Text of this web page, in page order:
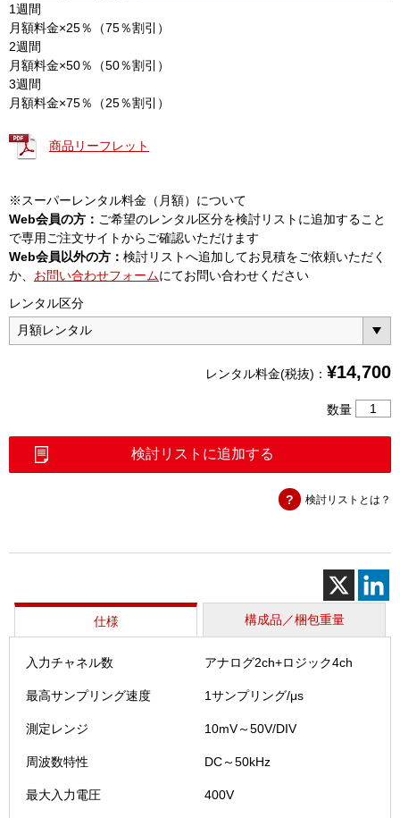
1週間
月額料金×25％（75％割引）
2週間
月額料金×50％（50％割引）
3週間
月額料金×75％（25％割引）
商品リーフレット
※スーパーレンタル料金（月額）について
Web会員の方： ご希望のレンタル区分を検討リストに追加すること
で専用ご注文サイトからご確認いただけます
Web会員以外の方： 検討リストへ追加してお見積をご依頼いただく
か、 お問い合わせフォームにてお問い合わせください
レンタル区分
レンタル料金(税抜)： ¥14,700
数量
コ
（
個
検討リストに追加する
検討リストとは？
仕様 構成品／梱包重量
入力チャネル数 アナログ2ch+ロジック4ch
最高サンプリング速度 1サンプリング/μs
測定レンジ 10mV～50V/DIV
周波数特性 DC～50kHz
最大入力電圧 400V